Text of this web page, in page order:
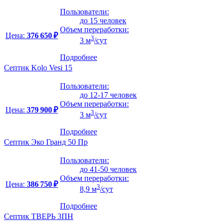
Цена: 376 650 ₽
Пользователи:
до 15 человек
Объем переработки:
3 м3/сут
Подробнее
Септик Kolo Vesi 15
Цена: 379 900 ₽
Пользователи:
до 12-17 человек
Объем переработки:
3 м3/сут
Подробнее
Септик Эко Гранд 50 Пр
Цена: 386 750 ₽
Пользователи:
до 41-50 человек
Объем переработки:
8,9 м3/сут
Подробнее
Септик ТВЕРЬ 3ПН